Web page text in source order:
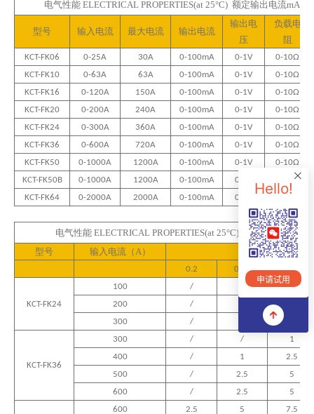
电气性能 ELECTRICAL PROPERTIES(at 25°C) 额定输出电流mA/电
型号 输入电流 最大电流 输出电流
输出电
压
负载电
阻
KCT-FK06 0-25A 30A 0-100mA 0-1V 0-10Ω
KCT-FK10
0-63A 63A 0-100mA 0-1V 0-10Ω
KCT-FK16
0-120A 150A 0-100mA 0-1V 0-10Ω
KCT-FK20
0-200A 240A 0-100mA 0-1V 0-10Ω
KCT-FK24
0-300A 360A 0-100mA 0-1V 0-10Ω
KCT-FK36
0-600A 720A 0-100mA 0-1V 0-10Ω
KCT-FK50
0-1000A 1200A 0-100mA 0-1V 0-10Ω
KCT-FK50B
0-1000A 1200A 0-100mA 0-1V
Ω
KCT-FK64
0-2000A 2000A 0-100mA 0-1V 0-10
电气性能 ELECTRICAL PROPERTIES(at 25°C) 额定输出电流
型号
输入电流（ A） 负载（VA）
0.2 0.5S 0.5
KCT-FK24
100 /
/
200
/
300
/
KCT-FK36
300 / /
1
400
/ 1
2.5
500
/ 2.5
5
600
/ 2.5 5
600 2.5 5
7.5
Hello!
申请试用